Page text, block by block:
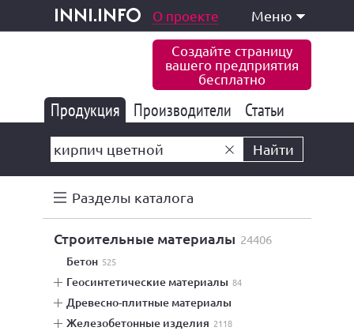
inni.info
и услуги О проекте Меню
Создайте страницу
вашего предприятия
бесплатно
Продукция 177 839
Производители 6 773
Статьи
Найти
Разделы каталога
строительные материалы 24406
бетон 525
геосинтетические материалы 84
древесно-плитные материалы
железобетонные изделия 2118